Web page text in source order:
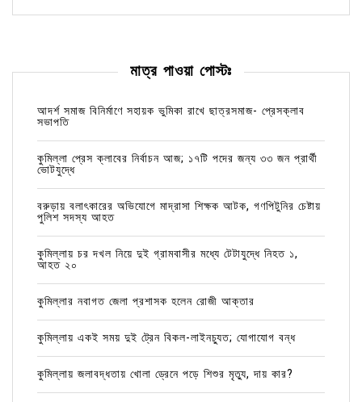
মাত্র পাওয়া পোস্টঃ
আদর্শ সমাজ বিনির্মাণে সহায়ক ভুমিকা রাখে ছাত্রসমাজ- প্রেসক্লাব
সভাপতি
কুমিল্লা প্রেস ক্লাবের নির্বাচন আজ; ১৭টি পদের জন্য ৩৩ জন প্রার্থী
ভোটযুদ্ধে
বরুড়ায় বলাৎকারের অভিযোগে মাদ্রাসা শিক্ষক আটক, গণপিটুনির চেষ্টায়
পুলিশ সদস্য আহত
কুমিল্লায় চর দখল নিয়ে দুই গ্রামবাসীর মধ্যে টেটাযুদ্ধে নিহত ১,
আহত ২০
কুমিল্লার নবাগত জেলা প্রশাসক হলেন রোজী আক্তার
কুমিল্লায় একই সময় দুই ট্রেন বিকল-লাইনচ্যুত; যোগাযোগ বন্ধ
কুমিল্লায় জলাবদ্ধতায় খোলা ড্রেনে পড়ে শিশুর মৃত্যু, দায় কার?